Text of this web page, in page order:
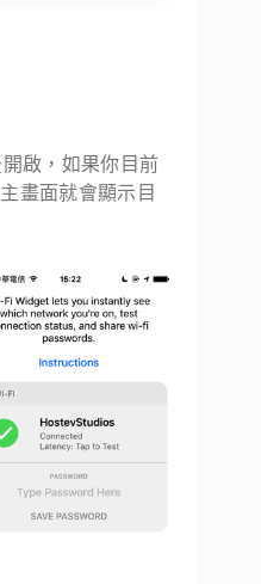
啟，如果你目前
畫面就會顯示目